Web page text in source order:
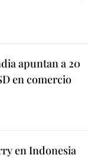
apuntan a 20
en comercio
en Indonesia